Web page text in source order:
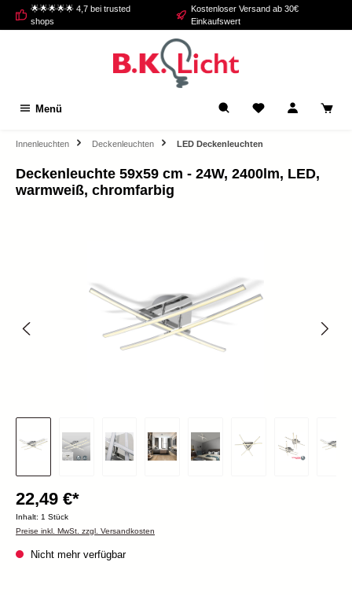
springen
🌟🌟🌟🌟🌟 4,7 bei trusted
shops
Kostenloser Versand ab 30€
Einkaufswert
Menü
Innenleuchten Deckenleuchten LED Deckenleuchten
Deckenleuchte 59x59 cm - 24W, 2400lm, LED,
warmweiß, chromfarbig
22,49 €*
Inhalt: 1 Stück
Preise inkl. MwSt. zzgl. Versandkosten
Nicht mehr verfügbar